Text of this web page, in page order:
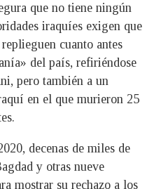
que no tiene ningún
iraquíes exigen que
cuanto antes
del país, refiriéndose
pero también a un
en el que murieron 25
decenas de miles de
y otras nueve
mostrar su rechazo a los